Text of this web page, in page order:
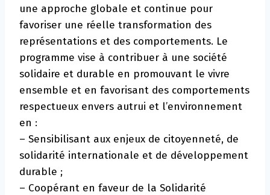
une approche globale et continue pour
favoriser une réelle transformation des
représentations et des comportements. Le
programme vise à contribuer à une société
solidaire et durable en promouvant le vivre
ensemble et en favorisant des comportements
respectueux envers autrui et l’environnement
en :
– Sensibilisant aux enjeux de citoyenneté, de
solidarité internationale et de développement
durable ;
– Coopérant en faveur de la Solidarité